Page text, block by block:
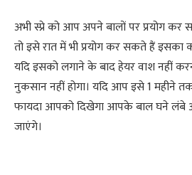
अभी स्प्रे को आप अपने बालों पर प्रयोग
तो इसे रात में भी प्रयोग कर सकते हैं
यदि इसको लगाने के बाद हेयर वाश नहीं
नुकसान नहीं होगा। यदि आप इसे 1 महीने
फायदा आपको दिखेगा आपके बाल घने लंबे
जाएंगे।